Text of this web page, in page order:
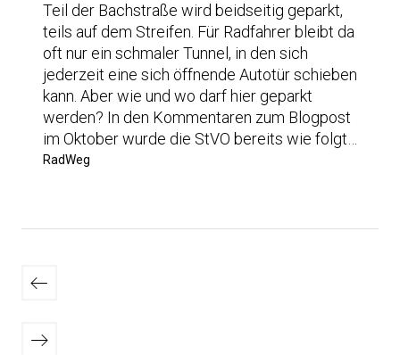
Teil der Bachstraße wird beidseitig geparkt,
teils auf dem Streifen. Für Radfahrer bleibt da
oft nur ein schmaler Tunnel, in den sich
jederzeit eine sich öffnende Autotür schieben
kann. Aber wie und wo darf hier geparkt
werden? In den Kommentaren zum Blogpost
im Oktober wurde die StVO bereits wie folgt…
RadWeg
derBeiträge
Beiträge